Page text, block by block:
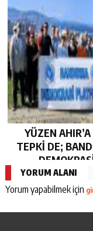
YÜZEN
TEPKİ DE;
YORUM ALANI
Yorum yapabilmek için